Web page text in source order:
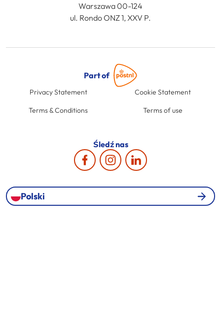
Warszawa 00-124
ul. Rondo ONZ 1, XXV P.
Part of
Privacy Statement Cookie Statement
Terms & Conditions Terms of use
Śledź nas
Polski